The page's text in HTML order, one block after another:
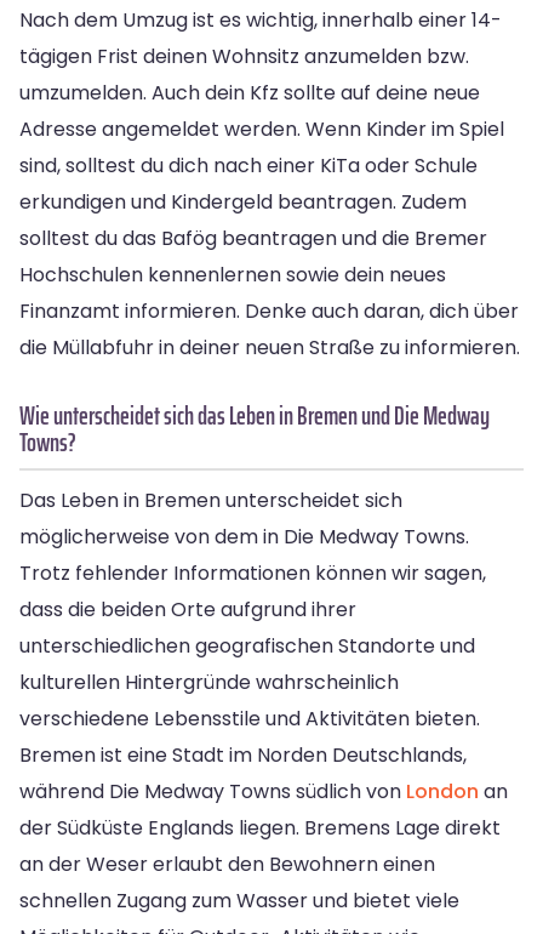
Nach dem Umzug ist es wichtig, innerhalb einer 14-
tägigen Frist deinen Wohnsitz anzumelden bzw.
umzumelden. Auch dein Kfz sollte auf deine neue
Adresse angemeldet werden. Wenn Kinder im Spiel
sind, solltest du dich nach einer KiTa oder Schule
erkundigen und Kindergeld beantragen. Zudem
solltest du das Bafög beantragen und die Bremer
Hochschulen kennenlernen sowie dein neues
Finanzamt informieren. Denke auch daran, dich über
die Müllabfuhr in deiner neuen Straße zu informieren.
Wie unterscheidet sich das Leben in Bremen und Die Medway
Towns?
Das Leben in Bremen unterscheidet sich
möglicherweise von dem in Die Medway Towns.
Trotz fehlender Informationen können wir sagen,
dass die beiden Orte aufgrund ihrer
unterschiedlichen geografischen Standorte und
kulturellen Hintergründe wahrscheinlich
verschiedene Lebensstile und Aktivitäten bieten.
Bremen ist eine Stadt im Norden Deutschlands,
während Die Medway Towns südlich von London an
der Südküste Englands liegen. Bremens Lage direkt
an der Weser erlaubt den Bewohnern einen
schnellen Zugang zum Wasser und bietet viele